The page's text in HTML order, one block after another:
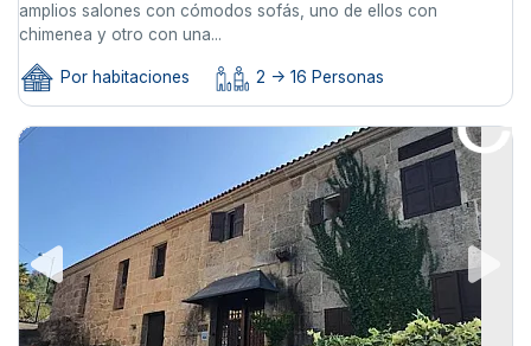
amplios salones con cómodos sofás, uno de ellos con
chimenea y otro con una...
Por habitaciones 2 -> 16 Personas